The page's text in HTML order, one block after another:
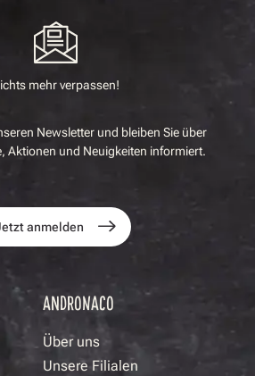
mehr verpassen!
Newsletter und bleiben Sie über
Aktionen und Neuigkeiten informiert.
anmelden
ANDRONACO
Über uns
Unsere Filialen